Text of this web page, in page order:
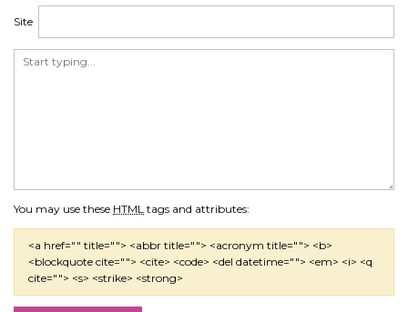
You may use these HTML tags and attributes:
<a href="" title=""> <abbr title=""> <acronym title=""> <b>
<blockquote cite=""> <cite> <code> <del datetime=""> <em> <i> <q
cite=""> <s> <strike> <strong>
Site